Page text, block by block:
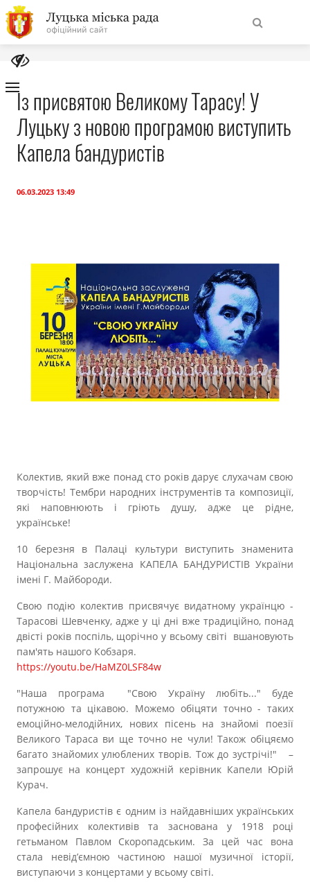
На
головну
Навігація
сайту
Про місто
Міська влада
Публічна інформація
Прозорість влади
Документи
Із присвятою Великому Тарасу! У
Луцьку з новою програмою виступить
Капела бандуристів
06.03.2023 13:49
Колектив, який вже понад сто років дарує слухачам свою
творчість! Тембри народних інструментів та композиції,
які наповнюють і гріють душу, адже це рідне,
українське!
10 березня в Палаці культури виступить знаменита
Національна заслужена КАПЕЛА БАНДУРИСТІВ України
імені Г. Майбороди.
Свою подію колектив присвячує видатному українцю -
Тарасові Шевченку, адже у ці дні вже традиційно, понад
двісті років поспіль, щорічно у всьому світі вшановують
пам'ять нашого Кобзаря.
https://youtu.be/HaMZ0LSF84w
"Наша програма "Свою Україну любіть..." буде
потужною та цікавою. Можемо обіцяти точно - таких
емоційно-мелодійних, нових пісень на знайомі поезії
Великого Тараса ви ще точно не чули! Також обіцяємо
багато знайомих улюблених творів. Тож до зустрічі!" –
запрошує на концерт художній керівник Капели Юрій
Курач.
Капела бандуристів є одним із найдавніших українських
професійних колективів та заснована у 1918 році
гетьманом Павлом Скоропадським. За цей час вона
стала невід’ємною частиною нашої музичної історії,
виступаючи з концертами у всьому світі.